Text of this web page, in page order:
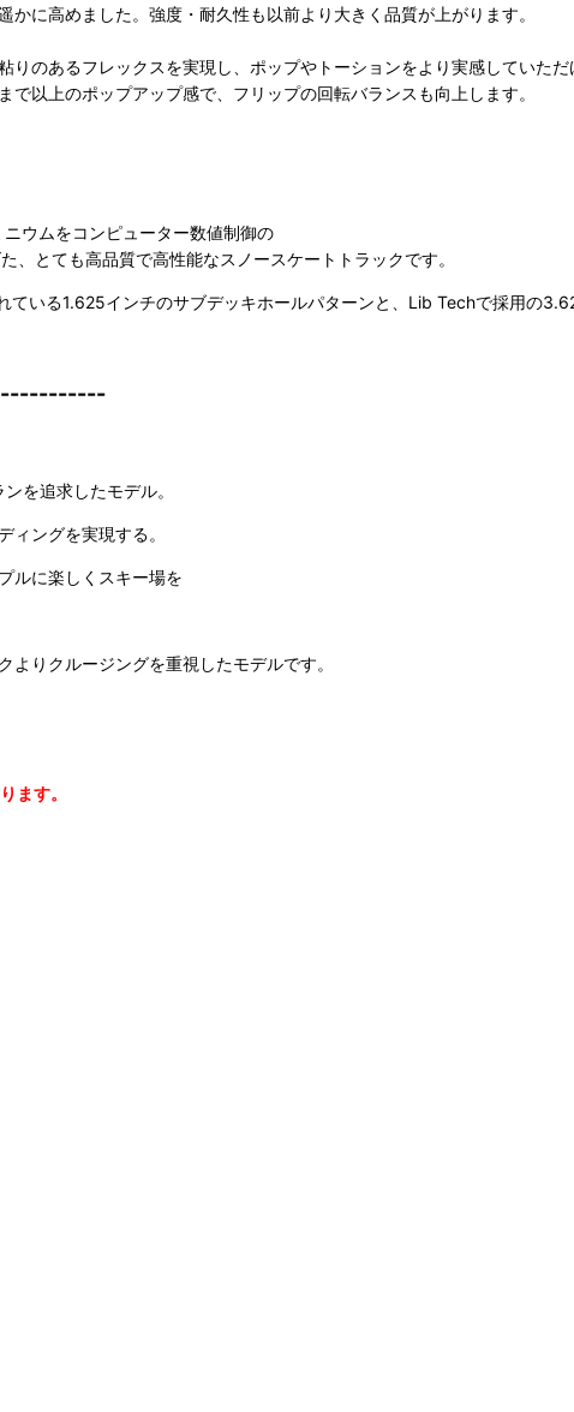
に高めました。強度・耐久性も以前より大きく品質が上がります。
りのあるフレックスを実現し、ポップやトーションをより実感していた
以上のポップアップ感で、フリップの回転バランスも向上します。
ウムをコンピューター数値制御の
とても高品質で高性能なスノースケートトラックです。
いる1.625インチのサブデッキホールパターンと、Lib Techで採用の
を追求したモデル。
ィングを実現する。
ルに楽しくスキー場を
りクルージングを重視したモデルです。
ます。